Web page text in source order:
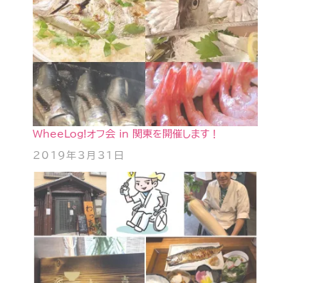
WheeLog!オフ会 in 関東を開催します！
2019年3月31日